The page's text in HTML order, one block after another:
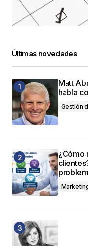
Últimas novedades
Matt
habla
Gestión
¿Cómo